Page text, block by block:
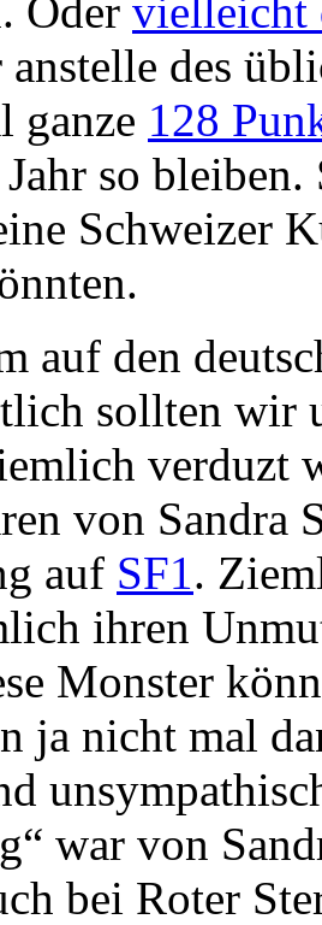
Oder vielleicht
anstelle des
ganze 128
so
Schweizer
auf den
sollten wir
verduzt
von Sandra
auf SF1.
ihren
Monster
ja nicht mal
war von
bei Roter